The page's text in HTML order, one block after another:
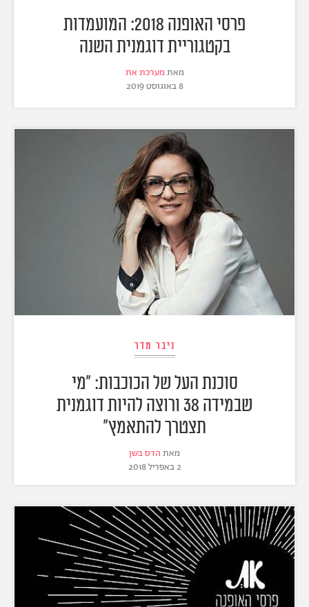
פרסי האופנה 2018: המועמדות
בקטגוריית דוגמנית השנה
מאת מערכת את
8 באוגוסט 2019
ניבר מדר
סוכנת העל של הכוכבות: "מי
שבמידה 38 ורוצה להיות דוגמנית
תצטרך להתאמץ"
מאת הדס בשן
2 באפריל 2018